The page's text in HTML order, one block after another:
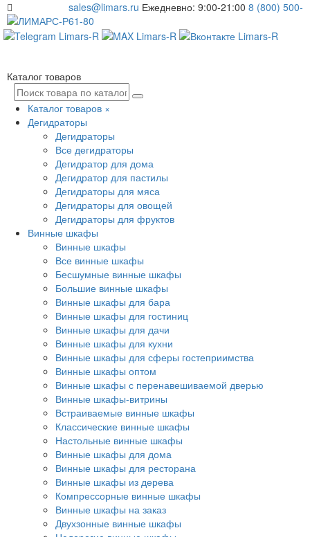
sales@limars.ru Ежедневно: 9:00-21:00 8 (800) 500-
61-80
Каталог товаров
Каталог товаров ×
Дегидраторы
Дегидраторы
Все дегидраторы
Дегидратор для дома
Дегидратор для пастилы
Дегидраторы для мяса
Дегидраторы для овощей
Дегидраторы для фруктов
Винные шкафы
Винные шкафы
Все винные шкафы
Бесшумные винные шкафы
Большие винные шкафы
Винные шкафы для бара
Винные шкафы для гостиниц
Винные шкафы для дачи
Винные шкафы для кухни
Винные шкафы для сферы гостеприимства
Винные шкафы оптом
Винные шкафы с перенавешиваемой дверью
Винные шкафы-витрины
Встраиваемые винные шкафы
Классические винные шкафы
Настольные винные шкафы
Винные шкафы для дома
Винные шкафы для ресторана
Винные шкафы из дерева
Компрессорные винные шкафы
Винные шкафы на заказ
Двухзонные винные шкафы